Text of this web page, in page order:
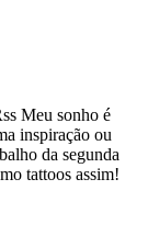
Meu sonho é
inspiração ou
da segunda
tattoos assim!